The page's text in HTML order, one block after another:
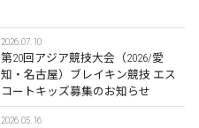
2026.07.10
第20回アジア競技大会（2026/愛
知・名古屋）ブレイキン競技 エス
コートキッズ募集のお知らせ
2026.05.16